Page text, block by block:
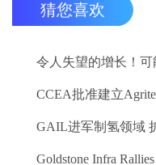
猜您喜欢